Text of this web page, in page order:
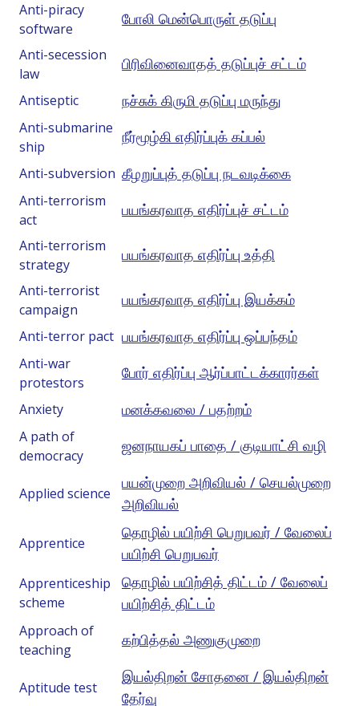
Anti-piracy
software
போலி மென்பொருள் தடுப்பு
Anti-secession
law
பிரிவினைவாதத் தடுப்புச் சட்டம்
Antiseptic நச்சுக் கிருமி தடுப்பு மருந்து
Anti-submarine
ship
நீர்மூழ்கி எதிர்ப்புக் கப்பல்
Anti-subversion கீழறுப்புத் தடுப்பு நடவடிக்கை
Anti-terrorism
act
பயங்கரவாத எதிர்ப்புச் சட்டம்
Anti-terrorism
strategy
பயங்கரவாத எதிர்ப்பு உத்தி
Anti-terrorist
campaign
பயங்கரவாத எதிர்ப்பு இயக்கம்
Anti-terror pact பயங்கரவாத எதிர்ப்பு ஒப்பந்தம்
Anti-war
protestors
போர் எதிர்ப்பு ஆர்ப்பாட்டக்காரர்கள்
Anxiety மனக்கவலை / பதற்றம்
A path of
democracy
ஜனநாயகப் பாதை / குடியாட்சி வழி
Applied science
பயன்முறை அறிவியல் / செயல்முறை
அறிவியல்
Apprentice
தொழில் பயிற்சி பெறுபவர் / வேலைப்
பயிற்சி பெறுபவர்
Apprenticeship
scheme
தொழில் பயிற்சித் திட்டம் / வேலைப்
பயிற்சித் திட்டம்
Approach of
teaching
கற்பித்தல் அணுகுமுறை
Aptitude test
இயல்திறன் சோதனை / இயல்திறன்
தேர்வு